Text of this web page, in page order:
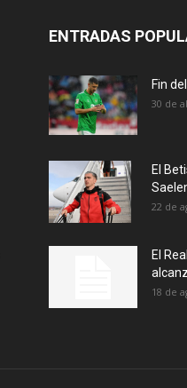
ENTRADAS
Fin
30 de
El
22 de
El
18 de